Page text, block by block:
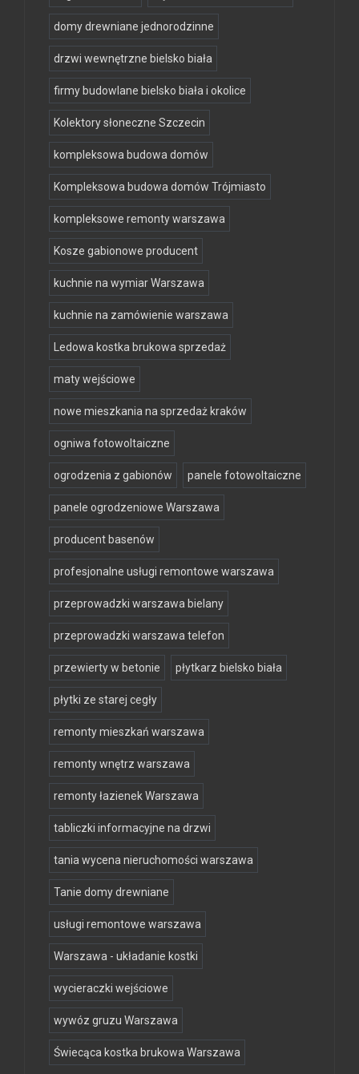
domy drewniane jednorodzinne
drzwi wewnętrzne bielsko biała
firmy budowlane bielsko biała i okolice
Kolektory słoneczne Szczecin
kompleksowa budowa domów
Kompleksowa budowa domów Trójmiasto
kompleksowe remonty warszawa
Kosze gabionowe producent
kuchnie na wymiar Warszawa
kuchnie na zamówienie warszawa
Ledowa kostka brukowa sprzedaż
maty wejściowe
nowe mieszkania na sprzedaż kraków
ogniwa fotowoltaiczne
ogrodzenia z gabionów panele fotowoltaiczne
panele ogrodzeniowe Warszawa
producent basenów
profesjonalne usługi remontowe warszawa
przeprowadzki warszawa bielany
przeprowadzki warszawa telefon
przewierty w betonie płytkarz bielsko biała
płytki ze starej cegły
remonty mieszkań warszawa
remonty wnętrz warszawa
remonty łazienek Warszawa
tabliczki informacyjne na drzwi
tania wycena nieruchomości warszawa
Tanie domy drewniane
usługi remontowe warszawa
Warszawa - układanie kostki
wycieraczki wejściowe
wywóz gruzu Warszawa
Świecąca kostka brukowa Warszawa